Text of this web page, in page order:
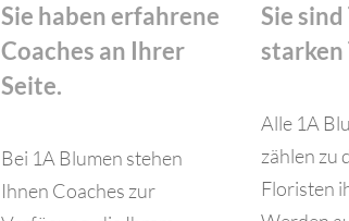
Sie haben erfahrene
Coaches an Ihrer
Seite.
Bei 1A Blumen stehen
Ihnen Coaches zur
Sie
starken
Alle 1A
zählen zu
Floristen